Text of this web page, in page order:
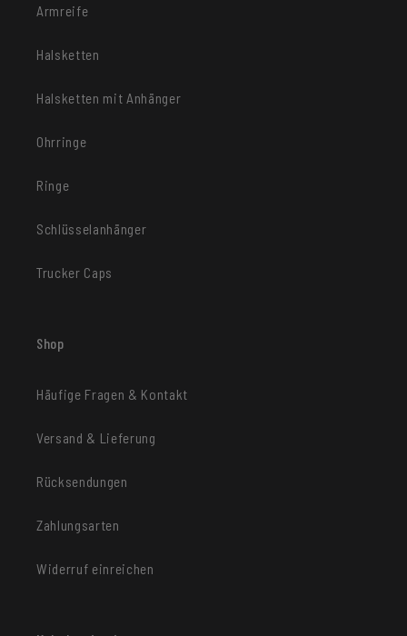
Armreife
Halsketten
Halsketten mit Anhänger
Ohrringe
Ringe
Schlüsselanhänger
Trucker Caps
Shop
Häufige Fragen & Kontakt
Versand & Lieferung
Rücksendungen
Zahlungsarten
Widerruf einreichen